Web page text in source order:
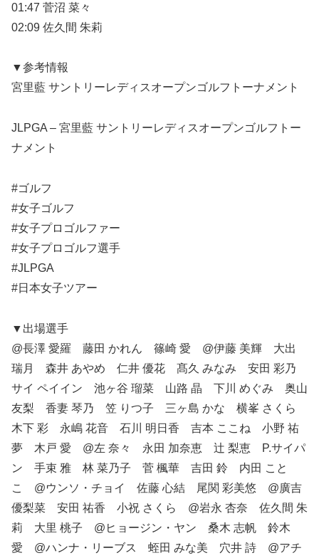
01:47 菅沼 菜々
02:09 佐久間 朱莉
▼参考情報
宮里藍 サントリーレディスオープンゴルフトーナメント
JLPGA – 宮里藍 サントリーレディスオープンゴルフトー
ナメント
#ゴルフ
#女子ゴルフ
#女子プロゴルファー
#女子プロゴルフ選手
#JLPGA
#日本女子ツアー
▼出場選手
@長澤 愛羅 藤田 かれん 篠崎 愛 @伊藤 美輝 大出
瑞月 森井 あやめ 仁井 優花 髙久 みなみ 安田 彩乃
サイ ペイイン 池ヶ谷 瑠菜 山路 晶 下川 めぐみ 奥山
友梨 香妻 琴乃 笠 りつ子 三ヶ島 かな 横峯 さくら
木下 彩 永嶋 花音 石川 明日香 吉本 ここね 小野 祐
夢 木戸 愛 @左 奈々 永田 加奈恵 辻 梨恵 P.サイパ
ン 手束 雅 林 菜乃子 菅 楓華 吉田 鈴 内田 こと
こ @ウンソ・チョイ 佐藤 心結 尾関 彩美悠 @廣吉
優梨菜 安田 祐香 小祝 さくら @岩永 杏奈 佐久間 朱
莉 大里 桃子 @ヒョージン・ヤン 桑木 志帆 鈴木
愛 @ハンナ・リーブス 蛭田 みな美 穴井 詩 @アチ